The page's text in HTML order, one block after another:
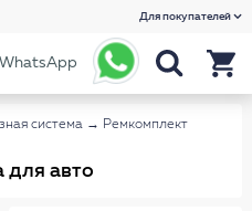
Для покупателей
система → Ремкомплект
для авто